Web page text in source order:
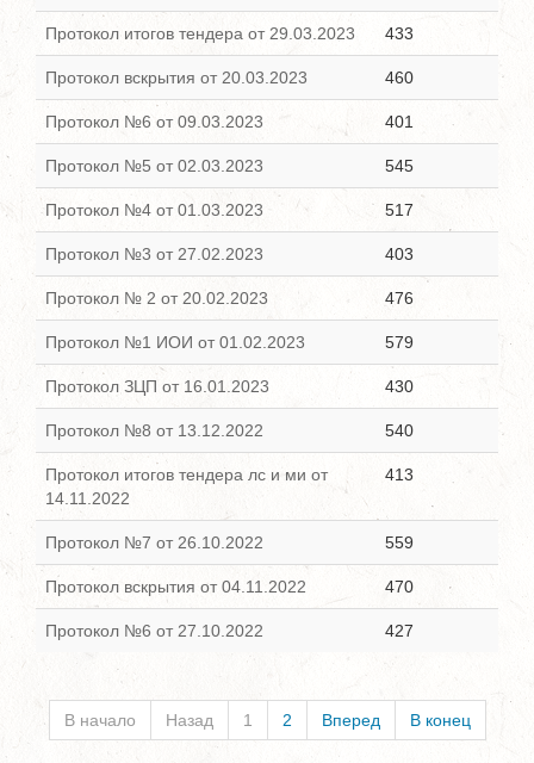
Протокол итогов тендера от 29.03.2023 433
Протокол вскрытия от 20.03.2023 460
Протокол №6 от 09.03.2023 401
Протокол №5 от 02.03.2023 545
Протокол №4 от 01.03.2023 517
Протокол №3 от 27.02.2023 403
Протокол № 2 от 20.02.2023 476
Протокол №1 ИОИ от 01.02.2023 579
Протокол ЗЦП от 16.01.2023 430
Протокол №8 от 13.12.2022 540
Протокол итогов тендера лс и ми от
14.11.2022
413
Протокол №7 от 26.10.2022 559
Протокол вскрытия от 04.11.2022 470
Протокол №6 от 27.10.2022 427
В начало Назад 1 2 Вперед В конец